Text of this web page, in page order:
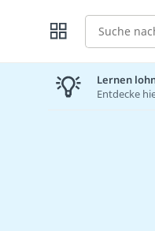
Suche
Lernen
Entdecke